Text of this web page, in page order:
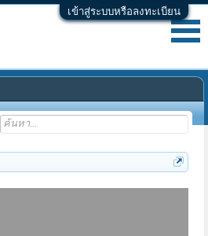
เข้าสู่ระบบหรือลงทะเบียน